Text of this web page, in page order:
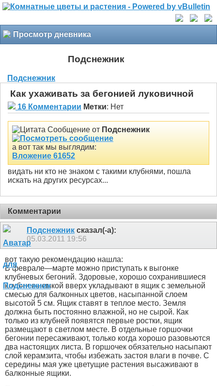
Просмотр дневника
Подснежник
Подснежник
Как ухаживать за бегонией луковичной
16 Комментарии Метки: Нет
Сообщение от Подснежник
а вот так мы выглядим:
Вложение 61652
видать ни кто не знаком с такими клубнями, пошла
искать на других ресурсах...
Комментарии
Подснежник сказал(-а):
05.03.2011 19:56
вот такую рекомендацию нашла:
В феврале—марте можно приступать к выгонке
клубневых бегоний. Здоровые, хорошо сохранившиеся
клубни выемкой вверх укладывают в ящик с земельной
смесью для балконных цветов, насыпанной слоем
высотой 5 см. Ящик ставят в теплое место. Земля
должна быть постоянно влажной, но не сырой. Как
только из клубней появятся первые ростки, ящик
размещают в светлом месте. В отдельные горшочки
бегонии пересаживают, только когда хорошо разовьются
два настоящих листа. В горшочек обязательно насыпают
слой керамзита, чтобы избежать застоя влаги в почве. С
середины мая уже цветущие растения высаживают в
балконные ящики.